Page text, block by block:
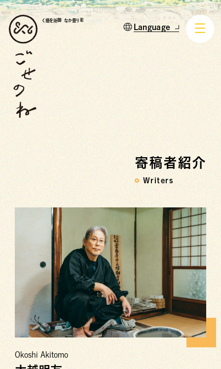
彩り豊かな
御所を描く
寄稿者紹介
Writers
Okoshi Akitomo